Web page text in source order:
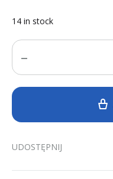
14 in stock
Quantity
UDOSTĘPNIJ